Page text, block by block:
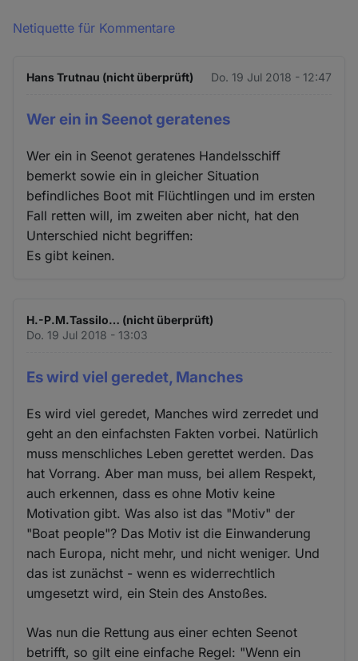
Netiquette für Kommentare
Hans Trutnau (nicht überprüft) Do. 19 Jul 2018 - 12:47
Wer ein in Seenot geratenes
Wer ein in Seenot geratenes Handelsschiff
bemerkt sowie ein in gleicher Situation
befindliches Boot mit Flüchtlingen und im ersten
Fall retten will, im zweiten aber nicht, hat den
Unterschied nicht begriffen:
Es gibt keinen.
H.-P.M.Tassilo… (nicht überprüft)
Do. 19 Jul 2018 - 13:03
Es wird viel geredet, Manches
Es wird viel geredet, Manches wird zerredet und
geht an den einfachsten Fakten vorbei. Natürlich
muss menschliches Leben gerettet werden. Das
hat Vorrang. Aber man muss, bei allem Respekt,
auch erkennen, dass es ohne Motiv keine
Motivation gibt. Was also ist das "Motiv" der
"Boat people"? Das Motiv ist die Einwanderung
nach Europa, nicht mehr, und nicht weniger. Und
das ist zunächst - wenn es widerrechtlich
umgesetzt wird, ein Stein des Anstoßes.
Was nun die Rettung aus einer echten Seenot
betrifft, so gilt eine einfache Regel: "Wenn ein